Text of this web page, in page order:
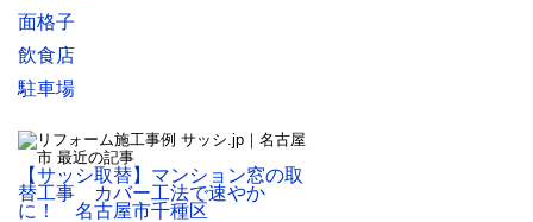
面格子
飲食店
駐車場
【サッシ取替】マンション窓の取
替工事 カバー工法で速やか
に！ 名古屋市千種区